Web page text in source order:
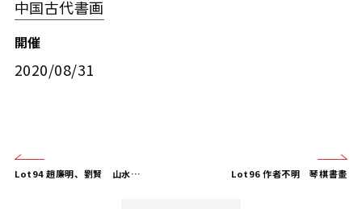
中国古代書画
開催
2020/08/31
Lot94 趙廉明、劉賢 山水、行書 Lot96 作者不明 琴棋書畫